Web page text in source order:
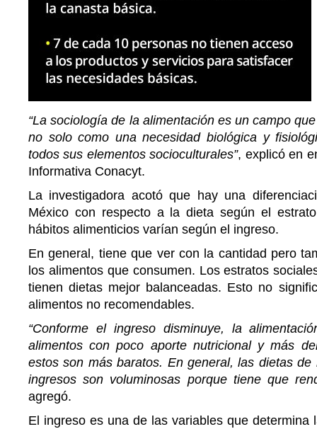
“La sociología de la alimentación es un campo
no solo como una necesidad biológica y
todos sus elementos socioculturales”, explicó en
Informativa Conacyt.
La investigadora acotó que hay una
México con respecto a la dieta según el
hábitos alimenticios varían según el ingreso.
En general, tiene que ver con la cantidad pero
los alimentos que consumen. Los estratos
tienen dietas mejor balanceadas. Esto no
alimentos no recomendables.
“Conforme el ingreso disminuye, la
alimentos con poco aporte nutricional y más
estos son más baratos. En general, las dietas
ingresos son voluminosas porque tiene que
agregó.
El ingreso es una de las variables que determina